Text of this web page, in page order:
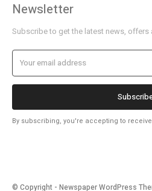
Newsletter
Subscribe to get the latest news,
By subscribing, you're accepting to
© Copyright - Newspaper WordPress